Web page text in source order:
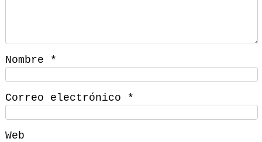
Nombre *
Correo electrónico *
Web